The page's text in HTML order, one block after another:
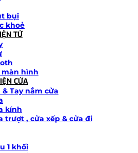
bụi
khoẻ
TỬ
màn hình
CỬA
Tay nắm cửa
kính
trượt , cửa xếp & cửa đi
1 khối